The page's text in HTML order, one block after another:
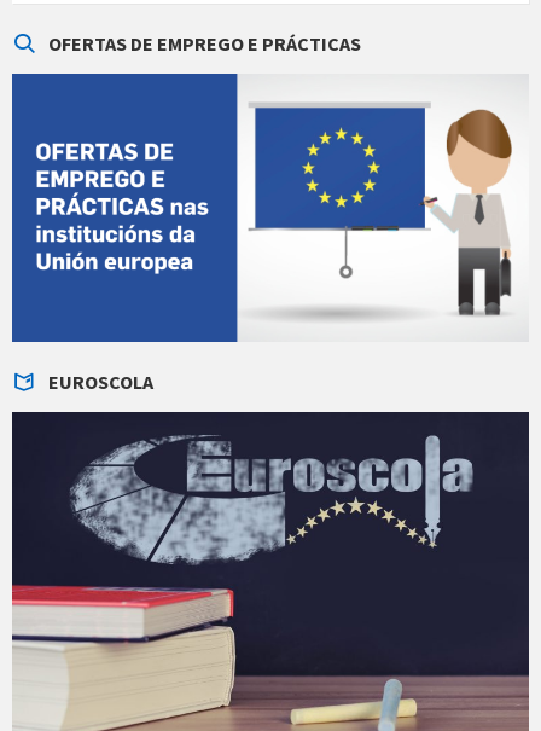
OFERTAS DE EMPREGO E PRÁCTICAS
EUROSCOLA